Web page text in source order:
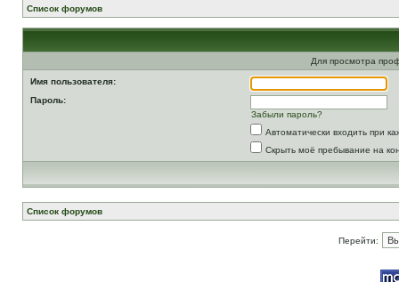
Список форумов
Для просмотра
Имя пользователя:
Пароль:
Забыли пароль?
Автоматически входить при
Скрыть моё пребывание на
Список форумов
Перейти: